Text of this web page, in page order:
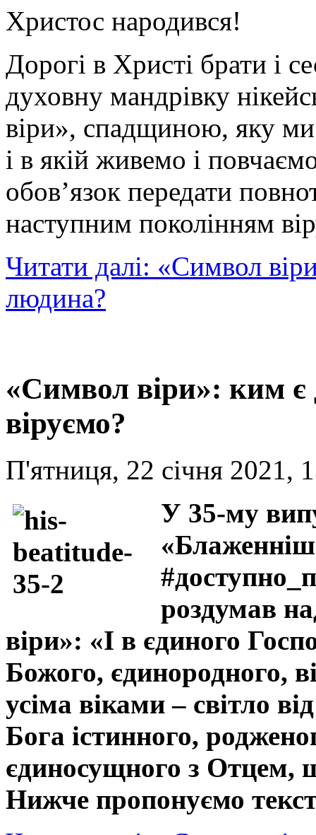
Христос народився!
Дорогі в Христі брати і
духовну мандрівку
віри», спадщиною, яку
і в якій живемо і
обов’язок передати
наступним поколінням
Читати далі: «Символ
людина?
«Символ віри»: ким є
віруємо?
П'ятниця, 22 січня 2021,
У 35-му
роздумав
віри»: «І в єдиного
Божого, єдинородного,
усіма віками – світло
Бога істинного,
єдиносущного з Отцем,
Нижче пропонуємо